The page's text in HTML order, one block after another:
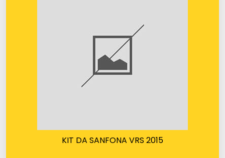
KIT DA SANFONA VRS 2015